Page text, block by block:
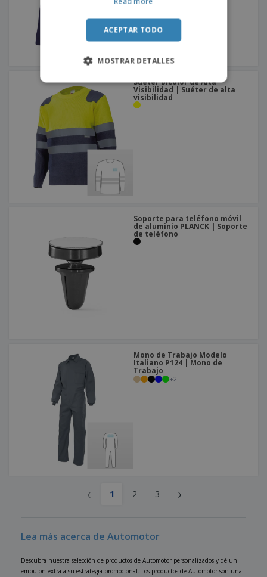
Suéter Bicolor de Alta
Visibilidad | Suéter de alta
visibilidad
Soporte para teléfono móvil
de aluminio PLANCK | Soporte
de teléfono
Mono de Trabajo Modelo
Italiano P124 | Mono de
Trabajo
+2
‹ 1 2 3 ›
Lea más acerca de Automotor
Descubra nuestra selección de productos de Automotor personalizados y dé un
empujon extra a su estrategia promocional. Los productos de Automotor son una
ACEPTAR TODO
MOSTRAR DETALLES